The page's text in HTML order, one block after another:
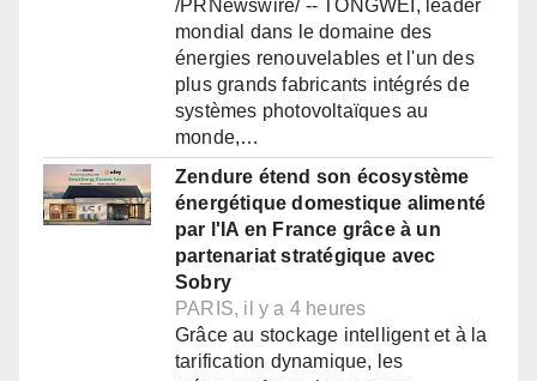
/PRNewswire/ -- TONGWEI, leader
mondial dans le domaine des
énergies renouvelables et l'un des
plus grands fabricants intégrés de
systèmes photovoltaïques au
monde,…
Zendure étend son écosystème
énergétique domestique alimenté
par l'IA en France grâce à un
partenariat stratégique avec
Sobry
PARIS, il y a 4 heures
Grâce au stockage intelligent et à la
tarification dynamique, les